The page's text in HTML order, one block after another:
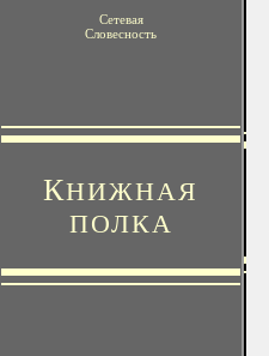
Сетевая
Словесность
КНИЖНАЯ
ПОЛКА